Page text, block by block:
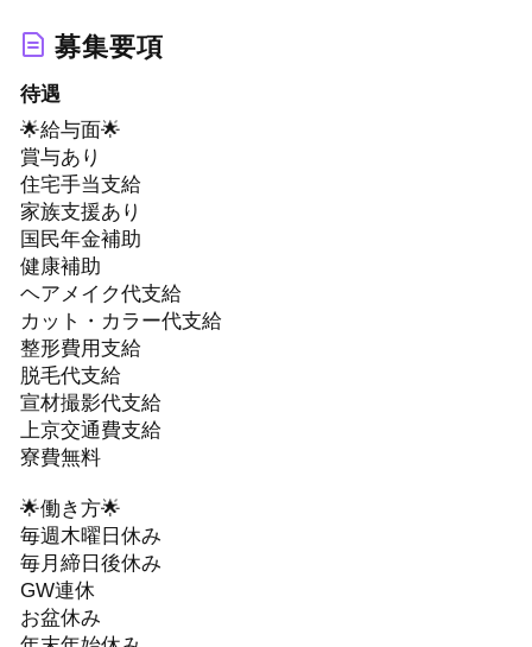
募集要項
待遇
🌟給与面🌟
賞与あり
住宅手当支給
家族支援あり
国民年金補助
健康補助
ヘアメイク代支給
カット・カラー代支給
整形費用支給
脱毛代支給
宣材撮影代支給
上京交通費支給
寮費無料
🌟働き方🌟
毎週木曜日休み
毎月締日後休み
GW連休
お盆休み